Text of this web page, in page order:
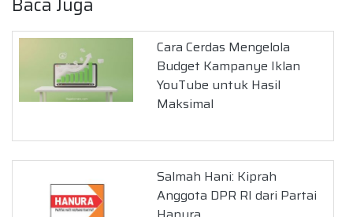
Cara Cerdas Mengelola
Budget Kampanye Iklan
YouTube untuk Hasil
Maksimal
Salmah Hani: Kiprah
Anggota DPR RI dari Partai